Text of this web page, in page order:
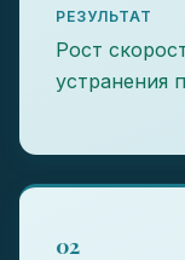
РЕЗУЛЬТАТ
Рост
устранения
02